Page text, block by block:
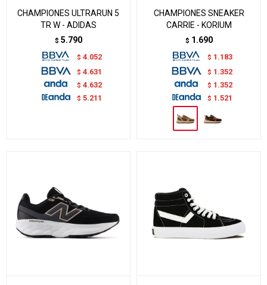
CHAMPIONES ULTRARUN 5
TR W - ADIDAS
$ 5.790
$ 4.052
$ 4.631
$ 4.632
$ 5.211
CHAMPIONES SNEAKER
CARRIE - KORIUM
$ 1.690
$ 1.183
$ 1.352
$ 1.352
$ 1.521